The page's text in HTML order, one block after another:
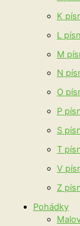
K
L
M
N
O
P
S
T
V
Z
Pohádky